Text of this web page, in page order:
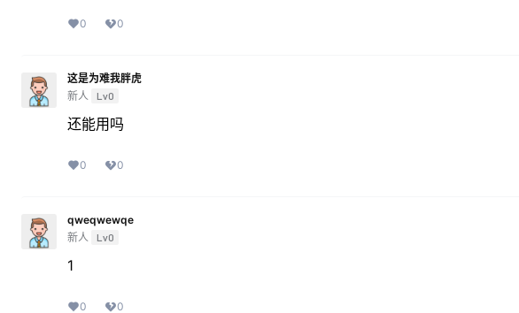
0 0
这是为难我胖虎
新人
Lv0
还能用吗
0 0
qweqwewqe
新人
Lv0
1
0 0